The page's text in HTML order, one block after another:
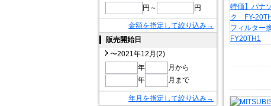
円～
円
金額を指定して絞り込み→
販売開始日
〜2021年12月(2)
年
月から
年
月まで
年月を指定して絞り込み→